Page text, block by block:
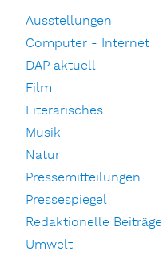
Ausstellungen
Computer - Internet
DAP aktuell
Film
Literarisches
Musik
Natur
Pressemitteilungen
Pressespiegel
Redaktionelle Beiträge
Umwelt